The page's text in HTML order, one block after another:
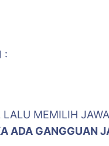
:
MEMILIH
ADA GANGGUAN